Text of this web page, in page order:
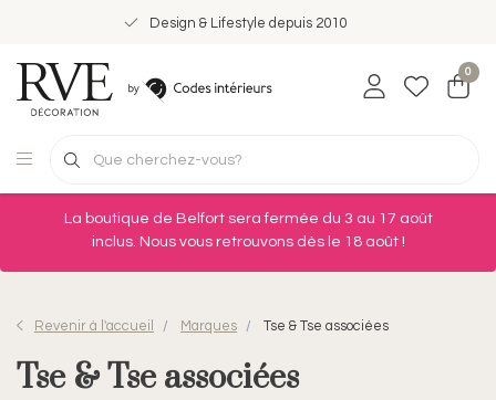
Design & Lifestyle depuis 2010
0
La boutique de Belfort sera fermée du 3 au 17 août
inclus. Nous vous retrouvons dès le 18 août !
Revenir à l'accueil Marques Tse & Tse associées
Tse & Tse associées